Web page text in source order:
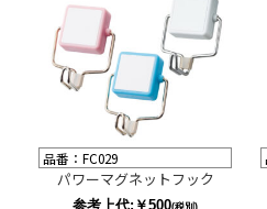
品番：FC029
パワーマグネットフック
参考上代:￥500